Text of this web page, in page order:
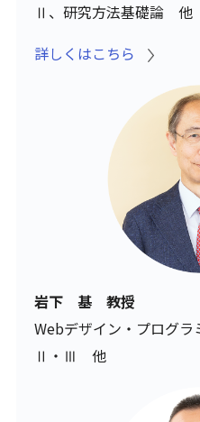
Ⅱ、研究方法基礎論 他
詳しくはこちら
岩下 基 教授
Webデザイン・プログ
Ⅱ・Ⅲ 他